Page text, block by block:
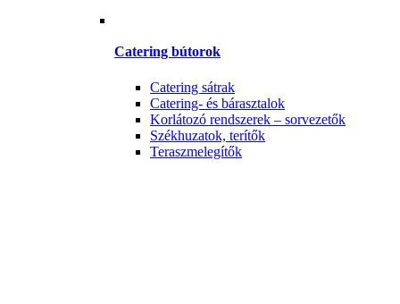
Catering bútorok
Catering sátrak
Catering- és bárasztalok
Korlátozó rendszerek – sorvezetők
Székhuzatok, terítők
Teraszmelegítők